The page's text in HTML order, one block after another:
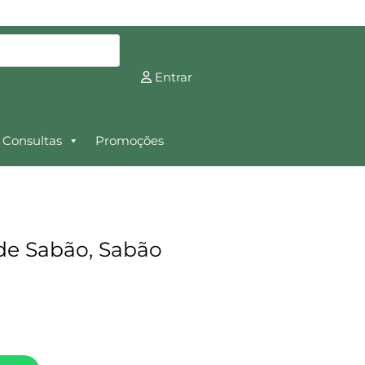
Entrar
Consultas Promoções
Sabão, Sabão